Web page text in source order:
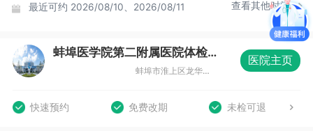
最近可约 2026/08/10、2026/08/11 查看其他时间
蚌埠医学院第二附属医院体检中心（总院区）
蚌埠市淮上区龙华路633号健康体检中心
医院主页
快速预约 免费改期 未检可退